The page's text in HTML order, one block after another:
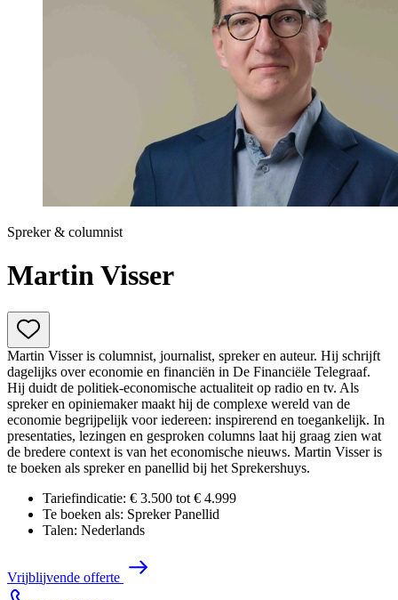
Technologie & Innovatie
Spreker & columnist
Martin Visser
Martin Visser is columnist, journalist, spreker en auteur. Hij schrijft
dagelijks over economie en financiën in De Financiële Telegraaf.
Hij duidt de politiek-economische actualiteit op radio en tv. Als
spreker en opiniemaker maakt hij de complexe wereld van de
economie begrijpelijk voor iedereen: inspirerend en toegankelijk. In
presentaties, lezingen en gesproken columns laat hij graag zien wat
de bredere context is van het economische nieuws. Martin Visser is
te boeken als spreker en panellid bij het Sprekershuys.
Tariefindicatie: € 3.500 tot € 4.999
Te boeken als: SprekerPanellid
Talen: Nederlands
Vrijblijvende offerte